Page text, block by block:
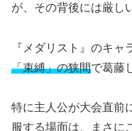
が、その背後には厳し
『メダリスト』のキ
「束縛」の狭間で葛藤
特に主人公が大会直前
服する場面は、まさに